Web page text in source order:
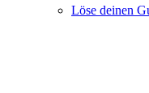
Löse deinen